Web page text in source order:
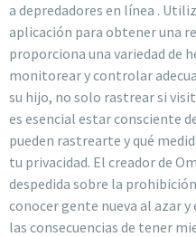
a depredadores en línea .
aplicación para obtener una
proporciona una variedad de
monitorear y controlar
su hijo, no solo rastrear si
es esencial estar consciente
pueden rastrearte y qué
tu privacidad. El creador de
despedida sobre la
conocer gente nueva al azar
las consecuencias de tener